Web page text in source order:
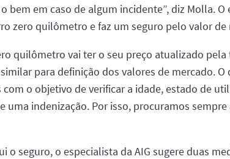
bem em caso de algum incidente”, diz Molla.
zero quilômetro e faz um seguro pelo valor
quilômetro vai ter o seu preço atualizado
para definição dos valores de mercado.
o objetivo de verificar a idade, estado de
uma indenização. Por isso, procuramos
o seguro, o especialista da AIG sugere duas